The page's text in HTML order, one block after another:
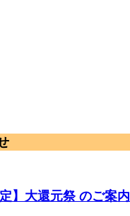
定】大還元祭 のご案内